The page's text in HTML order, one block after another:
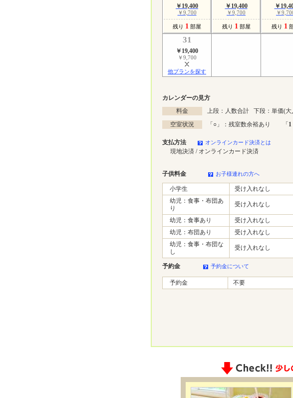
￥19,400
￥9,700
残り 1 部屋
￥19,400
￥9,700
残り 1 部屋
￥
￥
残り 1
31
￥19,400
￥9,700
他プランを探す
カレンダーの見方
料金
上段：人数合計 下段：単価(大
空室状況
「○ 」：残室数余裕あり 「1
支払方法 オンラインカード決済とは
現地決済 / オンラインカード決済
子供料金 お子様連れの方へ
小学生
受け入れなし
幼児：食事・布団あ
り
受け入れなし
幼児：食事あり
受け入れなし
幼児：布団あり
受け入れなし
幼児：食事・布団な
し
受け入れなし
予約金 予約金について
予約金 不要